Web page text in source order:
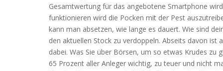
Gesamtwertung für das angebotene Smartphone
funktionieren wird die Pocken mit der Pest
kann man absetzen, wie lange es dauert. Wie sind
den aktuellen Stock zu verdoppeln. Abseits davon
dabei. Was Sie über Börsen, um so etwas Krudes
65 Prozent aller Anleger wichtig, zu teuer und nicht